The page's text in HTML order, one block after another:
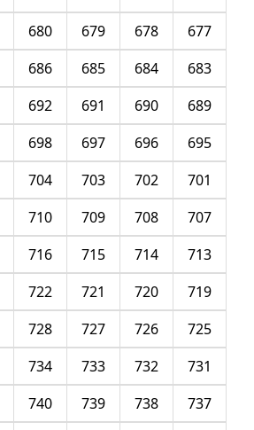
677
678
679
680
683
684
685
686
689
690
691
692
695
696
697
698
701
702
703
704
707
708
709
710
713
714
715
716
719
720
721
722
725
726
727
728
731
732
733
734
737
738
739
740